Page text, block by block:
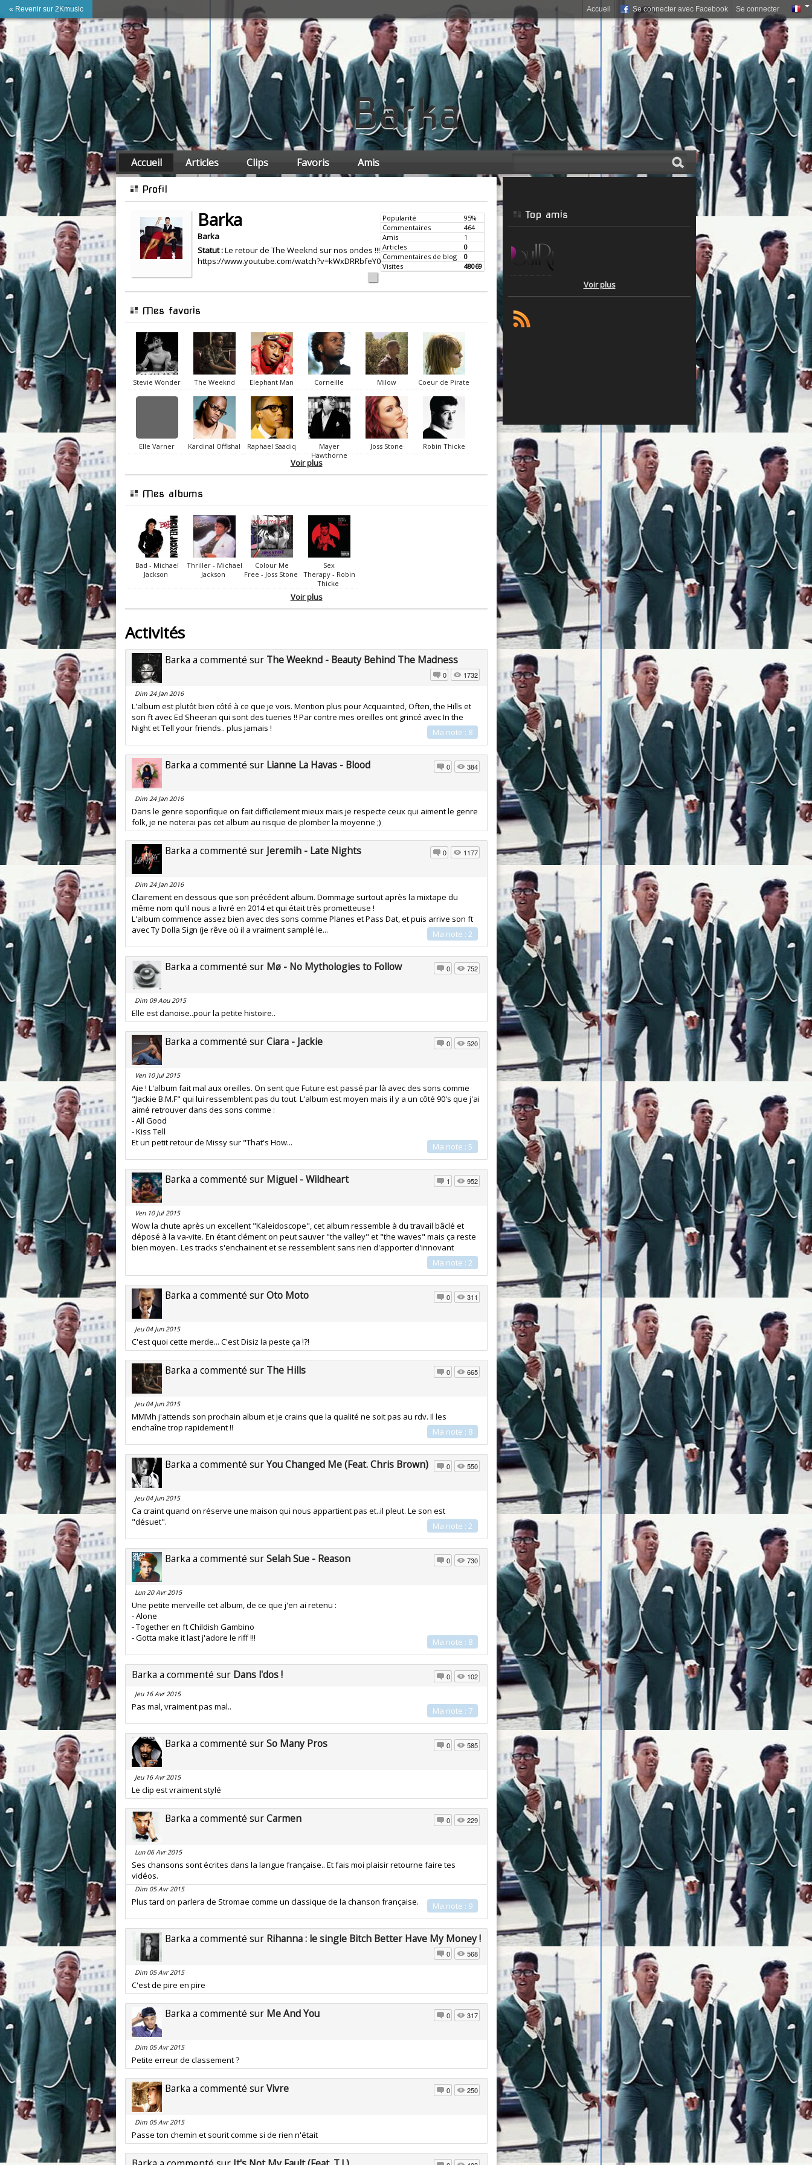
« Revenir sur 2Kmusic Accueil Se connecter avec Facebook Se connecter
Barka
Accueil Articles Clips Favoris Amis
Profil
Barka Popularité
95%
Commentaires
464
Amis
1
Articles
0
Commentaires de blog
0
Visites
48069
Barka
Statut :Le retour de The Weeknd sur nos ondes !!!
https://www.youtube.com/watch?v=kWxDRRbfeY0
Mes favoris
Stevie Wonder The Weeknd Elephant Man Corneille Milow Coeur de Pirate
Elle Varner Kardinal Offishal Raphael Saadiq
Mayer
Hawthorne
Joss Stone Robin Thicke
Voir plus
Mes albums
Bad - Michael
Jackson
Thriller - Michael
Jackson
Colour Me
Free - Joss Stone
Sex
Therapy - Robin
Thicke
Voir plus
Activités
Barka a commenté sur The Weeknd - Beauty Behind The Madness
0 1732
Dim 24 Jan 2016
L'album est plutôt bien côté à ce que je vois. Mention plus pour Acquainted, Often, the Hills et
son ft avec Ed Sheeran qui sont des tueries !! Par contre mes oreilles ont grincé avec In the
Night et Tell your friends.. plus jamais !
Ma note : 8
Barka a commenté sur Lianne La Havas - Blood 0 384
Dim 24 Jan 2016
Dans le genre soporifique on fait difficilement mieux mais je respecte ceux qui aiment le genre
folk, je ne noterai pas cet album au risque de plomber la moyenne ;)
Barka a commenté sur Jeremih - Late Nights 0 1177
Dim 24 Jan 2016
Clairement en dessous que son précédent album. Dommage surtout après la mixtape du
même nom qu'il nous a livré en 2014 et qui était très prometteuse !
L'album commence assez bien avec des sons comme Planes et Pass Dat, et puis arrive son ft
avec Ty Dolla Sign (je rêve où il a vraiment samplé le...
Ma note : 2
Barka a commenté sur Mø - No Mythologies to Follow 0 752
Dim 09 Aou 2015
Elle est danoise..pour la petite histoire..
Barka a commenté surCiara - Jackie 0 520
Ven 10 Jul 2015
Aie ! L'album fait mal aux oreilles. On sent que Future est passé par là avec des sons comme
"Jackie B.M.F" qui lui ressemblent pas du tout. L'album est moyen mais il y a un côté 90's que j'ai
aimé retrouver dans des sons comme :
- All Good
- Kiss Tell
Et un petit retour de Missy sur "That's How...
Ma note : 5
Barka a commenté sur Miguel - Wildheart 1 952
Ven 10 Jul 2015
Wow la chute après un excellent "Kaleidoscope", cet album ressemble à du travail bâclé et
déposé à la va-vite. En étant clément on peut sauver "the valley" et "the waves" mais ça reste
bien moyen.. Les tracks s'enchainent et se ressemblent sans rien d'apporter d'innovant
Ma note : 2
Barka a commenté surOto Moto 0 311
Jeu 04 Jun 2015
C'est quoi cette merde... C'est Disiz la peste ça !?!
Barka a commenté sur The Hills 0 665
Jeu 04 Jun 2015
MMMh j'attends son prochain album et je crains que la qualité ne soit pas au rdv. Il les
enchaîne trop rapidement !!
Ma note : 8
Barka a commenté surYou Changed Me (Feat. Chris Brown) 0 550
Jeu 04 Jun 2015
Ca craint quand on réserve une maison qui nous appartient pas et..il pleut. Le son est
"désuet".
Ma note : 2
Barka a commenté surSelah Sue - Reason 0 730
Lun 20 Avr 2015
Une petite merveille cet album, de ce que j'en ai retenu :
- Alone
- Together en ft Childish Gambino
- Gotta make it last j'adore le riff !!!
Ma note : 8
Barka a commenté sur Dans l'dos ! 0 102
Jeu 16 Avr 2015
Pas mal, vraiment pas mal.. Ma note : 7
Barka a commenté surSo Many Pros 0 585
Jeu 16 Avr 2015
Le clip est vraiment stylé
Barka a commenté surCarmen 0 229
Lun 06 Avr 2015
Ses chansons sont écrites dans la langue française.. Et fais moi plaisir retourne faire tes
vidéos.
Dim 05 Avr 2015
Plus tard on parlera de Stromae comme un classique de la chanson française. Ma note : 9
Barka a commenté sur Rihanna : le single Bitch Better Have My Money !
0 568
Dim 05 Avr 2015
C'est de pire en pire
Barka a commenté sur Me And You 0 317
Dim 05 Avr 2015
Petite erreur de classement ?
Barka a commenté surVivre 0 250
Dim 05 Avr 2015
Passe ton chemin et sourit comme si de rien n'était
Top amis
Voir plus